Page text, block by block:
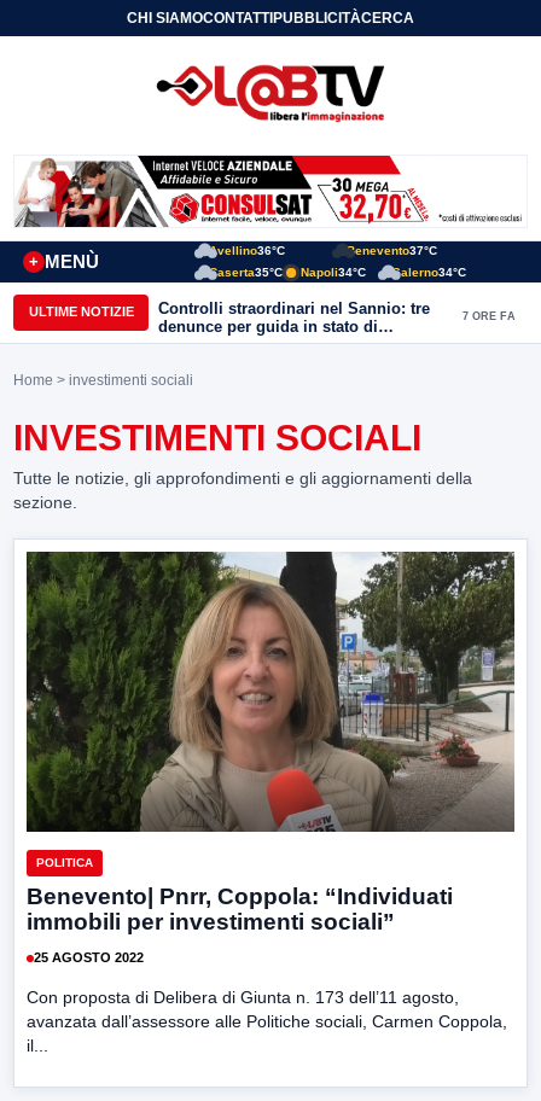
CHI SIAMOCONTATTIPUBBLICITÀCERCA
MENÙ
+
Avellino36°C Benevento37°C
Caserta35°C Napoli34°C Salerno34°C
ULTIME NOTIZIE
Controlli straordinari nel Sannio: tre
denunce per guida in stato di
ebbrezza, un arresto e 1.500 kg di
7 ORE FA
Home > investimenti sociali
INVESTIMENTI SOCIALI
Tutte le notizie, gli approfondimenti e gli aggiornamenti della
sezione.
POLITICA
Benevento| Pnrr, Coppola: “Individuati
immobili per investimenti sociali”
25 AGOSTO 2022
Con proposta di Delibera di Giunta n. 173 dell’11 agosto,
avanzata dall’assessore alle Politiche sociali, Carmen Coppola,
il...